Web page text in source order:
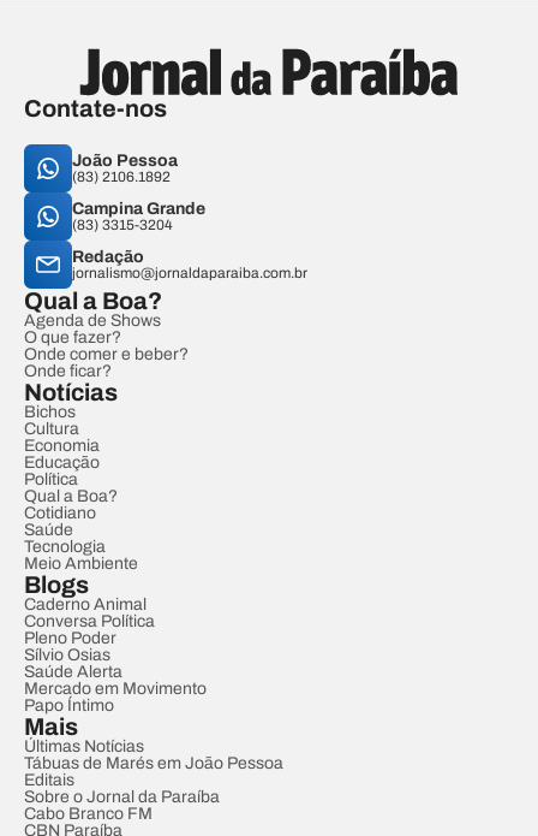
Contate-nos
João Pessoa
(83) 2106.1892
Campina Grande
(83) 3315-3204
Redação
jornalismo@jornaldaparaiba.com.br
Qual a Boa?
Agenda de Shows
O que fazer?
Onde comer e beber?
Onde ficar?
Notícias
Bichos
Cultura
Economia
Educação
Política
Qual a Boa?
Cotidiano
Saúde
Tecnologia
Meio Ambiente
Blogs
Caderno Animal
Conversa Política
Pleno Poder
Sílvio Osias
Saúde Alerta
Mercado em Movimento
Papo Íntimo
Mais
Últimas Notícias
Tábuas de Marés em João Pessoa
Editais
Sobre o Jornal da Paraíba
Cabo Branco FM
CBN Paraíba